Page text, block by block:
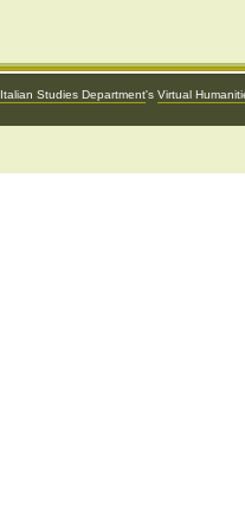
Italian Studies Department's Virtual